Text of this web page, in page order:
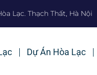
Lạc. Thạch Thất, Hà Nội
Dự Án Hòa Lạc